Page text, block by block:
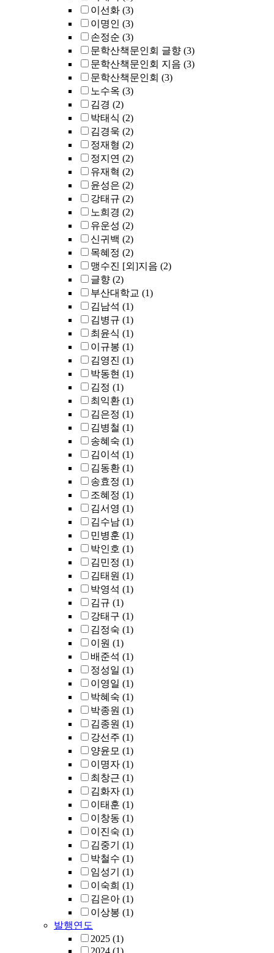
이선화 (3)
이명인 (3)
손정순 (3)
문학산책문인회 글향 (3)
문학산책문인회 지음 (3)
문학산책문인회 (3)
노수옥 (3)
김경 (2)
박태식 (2)
김경욱 (2)
정재형 (2)
정지연 (2)
유재혁 (2)
윤성은 (2)
강태규 (2)
노희경 (2)
유운성 (2)
신귀백 (2)
목혜정 (2)
맹수진 [외]지음 (2)
글향 (2)
부산대학교 (1)
김남석 (1)
김병규 (1)
최윤식 (1)
이규봉 (1)
김영진 (1)
박동현 (1)
김정 (1)
최익환 (1)
김은정 (1)
김병철 (1)
송혜숙 (1)
김이석 (1)
김동환 (1)
송효정 (1)
조혜정 (1)
김서영 (1)
김수남 (1)
민병훈 (1)
박인호 (1)
김민정 (1)
김태원 (1)
박영석 (1)
김규 (1)
강태구 (1)
김정숙 (1)
이원 (1)
배준석 (1)
정성일 (1)
이영일 (1)
박혜숙 (1)
박종원 (1)
김종원 (1)
강선주 (1)
양윤모 (1)
이명자 (1)
최창근 (1)
김화자 (1)
이태훈 (1)
이창동 (1)
이진숙 (1)
김중기
(1)
박철수 (1)
임성기
(1)
이숙희 (1)
김은아 (1)
이상봉 (1)
발행연도
2025 (1)
2024 (1)